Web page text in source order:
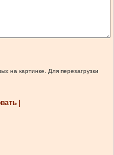
на картинке. Для перезагрузки
|